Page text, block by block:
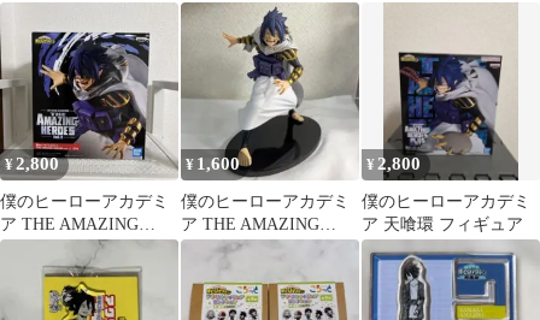
と 天喰環 サンイー
ター
¥2,800
僕のヒーローアカデミ
ア THE AMAZING
HEROES 天喰環
¥ 1,600
僕のヒーローアカデミ
ア THE AMAZING
HEROES PLUS 天喰環
¥ 2,800
僕のヒーローアカデミ
ア 天喰環 フィギュア